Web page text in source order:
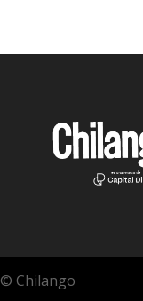
© Chilango